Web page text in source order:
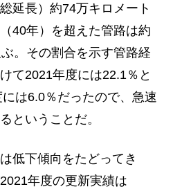
延長）約74万キロメート
40年）を超えた管路は約
。その割合を示す管路経
て2021年度には22.1％と
は6.0％だったので、急速
ということだ。
低下傾向をたどってき
年度の更新実績は